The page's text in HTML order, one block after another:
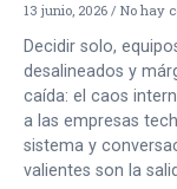
13 junio, 2026 No hay
Decidir solo,
desalineados y
caída: el caos
a las empresas
sistema y
valientes son la